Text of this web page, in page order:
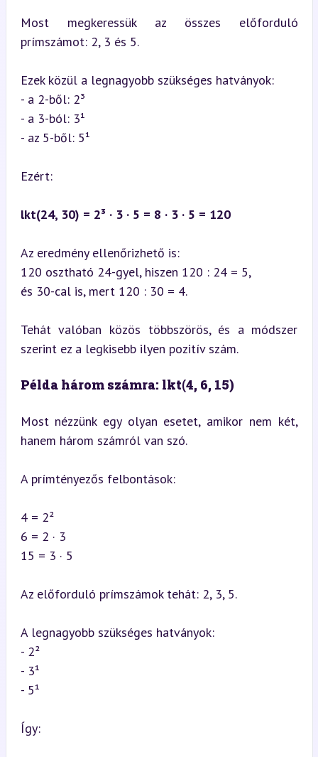
Most megkeressük az összes előforduló
prímszámot: 2, 3 és 5.
Ezek közül a legnagyobb szükséges hatványok:
- a 2-ből: 2³
- a 3-ból: 3¹
- az 5-ből: 5¹
Ezért:
lkt(24, 30) = 2³ · 3 · 5 = 8 · 3 · 5 = 120
Az eredmény ellenőrizhető is:
120 osztható 24-gyel, hiszen 120 : 24 = 5,
és 30-cal is, mert 120 : 30 = 4.
Tehát valóban közös többszörös, és a módszer
szerint ez a legkisebb ilyen pozitív szám.
Példa három számra: lkt(4, 6, 15)
Most nézzünk egy olyan esetet, amikor nem két,
hanem három számról van szó.
A prímtényezős felbontások:
4 = 2²
6 = 2 · 3
15 = 3 · 5
Az előforduló prímszámok tehát: 2, 3, 5.
A legnagyobb szükséges hatványok:
- 2²
- 3¹
- 5¹
Így: